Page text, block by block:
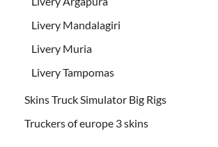
Livery Mandalagiri
Livery Muria
Livery Tampomas
Skins Truck Simulator Big Rigs
Truckers of europe 3 skins